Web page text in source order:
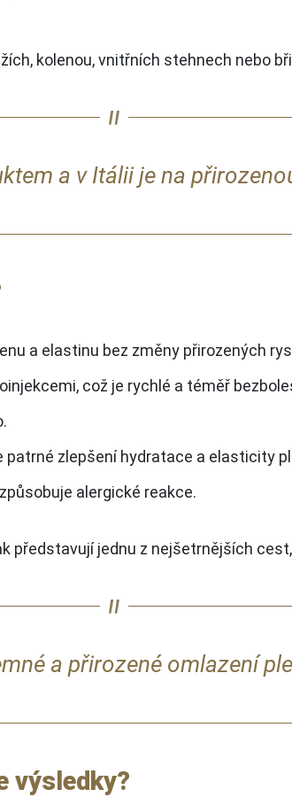
kolenou, vnitřních stehnech nebo
a v Itálii je na
a elastinu bez změny přirozených
což je rychlé a téměř
patrné zlepšení hydratace a elasticity
alergické reakce.
představují jednu z nejšetrnějších
a přirozené omlazení
výsledky?